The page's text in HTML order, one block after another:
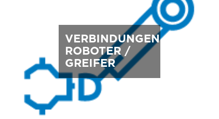
VERBINDUNGEN
ROBOTER /
GREIFER